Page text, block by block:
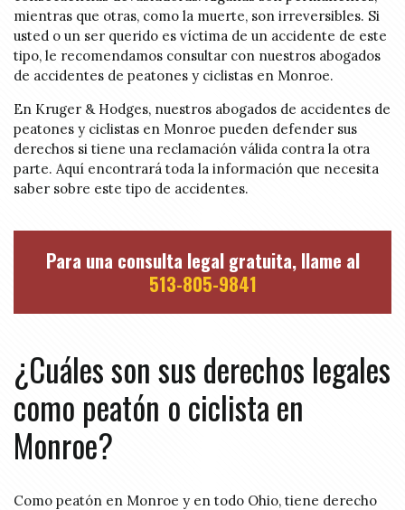
mientras que otras, como la muerte, son irreversibles. Si
usted o un ser querido es víctima de un accidente de este
tipo, le recomendamos consultar con nuestros abogados
de accidentes de peatones y ciclistas en Monroe.
En Kruger & Hodges, nuestros abogados de accidentes de
peatones y ciclistas en Monroe pueden defender sus
derechos si tiene una reclamación válida contra la otra
parte. Aquí encontrará toda la información que necesita
saber sobre este tipo de accidentes.
Para una consulta legal gratuita, llame al
513-805-9841
¿Cuáles son sus derechos legales
como peatón o ciclista en
Monroe?
Como peatón en Monroe y en todo Ohio, tiene derecho